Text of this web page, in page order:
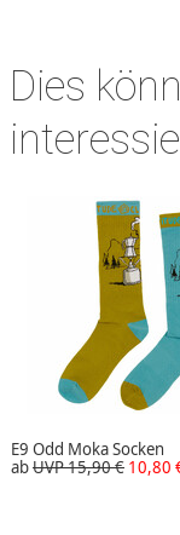
Dies
E9 Odd Moka Socken
abUVP 15,90 € 10,80